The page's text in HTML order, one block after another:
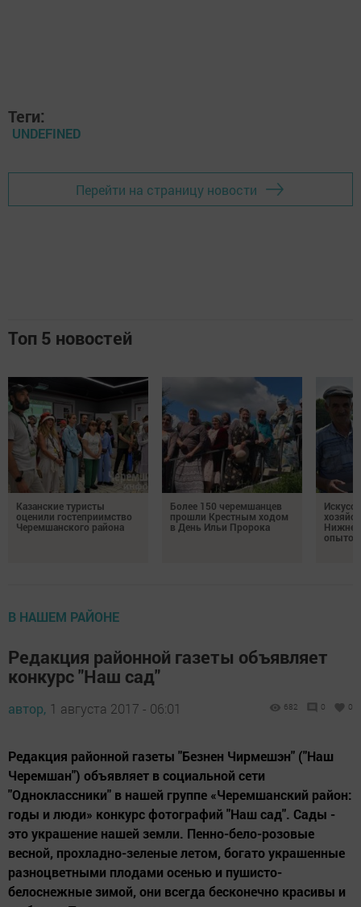
Теги:
UNDEFINED
Перейти на страницу новости
Топ 5 новостей
Казанские туристы
оценили гостеприимство
Черемшанского района
Более 150 черемшанцев
прошли Крестным ходом
в День Ильи Пророка
опытом
В НАШЕМ РАЙОНЕ
Редакция районной газеты объявляет
конкурс "Наш сад"
автор, 1 августа 2017 - 06:01 682 0 0
Редакция районной газеты "Безнен Чирмешэн" ("Наш
Черемшан") объявляет в социальной сети
"Одноклассники" в нашей группе «Черемшанский район:
годы и люди» конкурс фотографий "Наш сад". Сады -
это украшение нашей земли. Пенно-бело-розовые
весной, прохладно-зеленые летом, богато украшенные
разноцветными плодами осенью и пушисто-
белоснежные зимой, они всегда бесконечно красивы и